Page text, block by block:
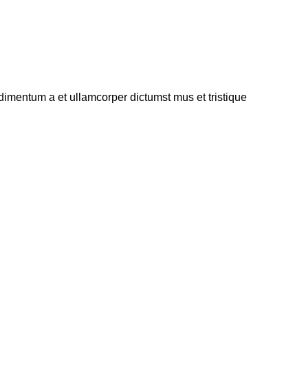
a et ullamcorper dictumst mus et tristique